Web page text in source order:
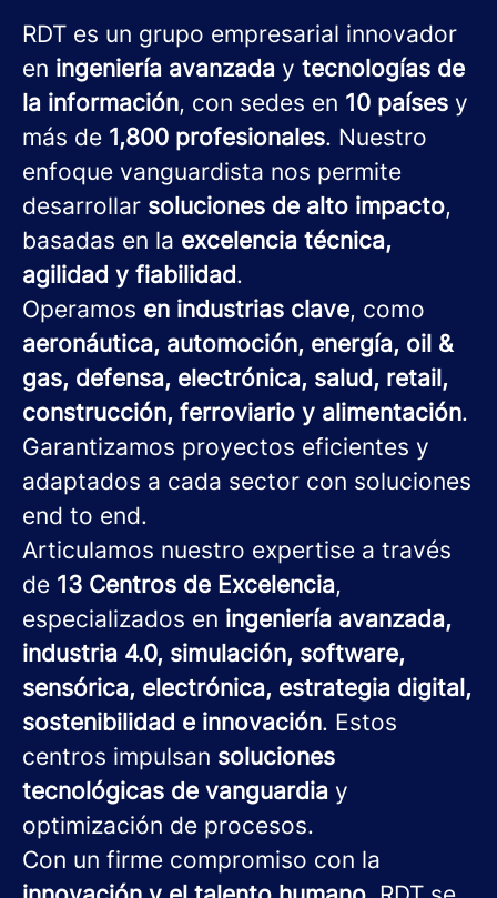
RDT es un grupo empresarial innovador
en ingeniería avanzada y tecnologías de
la información, con sedes en 10 países y
más de 1,800 profesionales. Nuestro
enfoque vanguardista nos permite
desarrollar soluciones de alto impacto,
basadas en la excelencia técnica,
agilidad y fiabilidad.
Operamos en industrias clave, como
aeronáutica, automoción, energía, oil &
gas, defensa, electrónica, salud, retail,
construcción, ferroviario y alimentación.
Garantizamos proyectos eficientes y
adaptados a cada sector con soluciones
end to end.
Articulamos nuestro expertise a través
de 13 Centros de Excelencia,
especializados en ingeniería avanzada,
industria 4.0, simulación, software,
sensórica, electrónica, estrategia digital,
sostenibilidad e innovación. Estos
centros impulsan soluciones
tecnológicas de vanguardia y
optimización de procesos.
Con un firme compromiso con la